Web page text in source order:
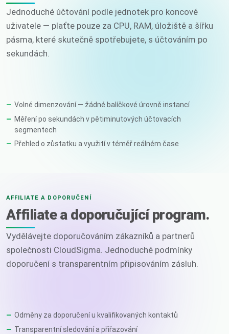
Jednoduché účtování podle jednotek pro koncové
uživatele — plaťte pouze za CPU, RAM, úložiště a šířku
pásma, které skutečně spotřebujete, s účtováním po
sekundách.
Volné dimenzování — žádné balíčkové úrovně instancí
Měření po sekundách v pětiminutových účtovacích
segmentech
Přehled o zůstatku a využití v téměř reálném čase
AFFILIATE A DOPORUČENÍ
Affiliate a doporučující program.
Vydělávejte doporučováním zákazníků a partnerů
společnosti CloudSigma. Jednoduché podmínky
doporučení s transparentním připisováním zásluh.
Odměny za doporučení u kvalifikovaných kontaktů
Transparentní sledování a přiřazování